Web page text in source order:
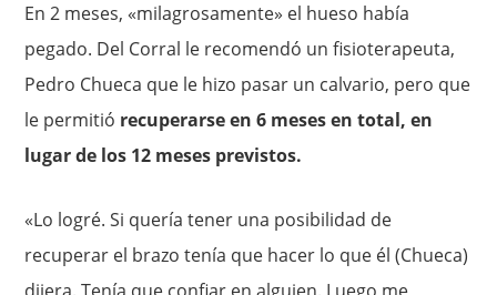
En 2 meses, «milagrosamente» el hueso había
pegado. Del Corral le recomendó un fisioterapeuta,
Pedro Chueca que le hizo pasar un calvario, pero que
le permitió recuperarse en 6 meses en total, en
lugar de los 12 meses previstos.
«Lo logré. Si quería tener una posibilidad de
recuperar el brazo tenía que hacer lo que él (Chueca)